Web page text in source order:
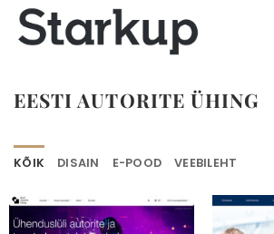
Skip
EESTI AUTORITE ÜHING
KÕIK DISAIN E-POOD VEEBILEHT